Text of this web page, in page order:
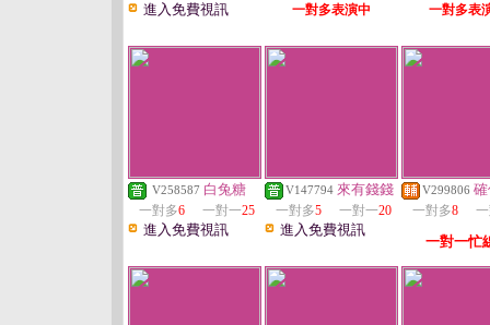
進入免費視訊
一對多表演中
一對多表
V258587 白兔糖
一對多6 一對一25
進入免費視訊
V147794 來有錢錢
一對多5 一對一20
進入免費視訊
V299806
一對多8
一對一忙